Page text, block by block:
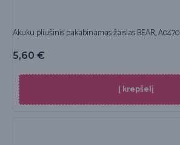
Akuku pliušinis pakabinamas žaislas BEAR, A0470
5,60 €
Į krepšelį